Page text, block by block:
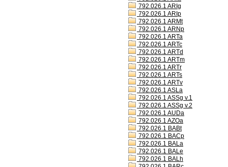
792.026.1 ARIg
792.026.1 ARIp
792.026.1 ARMt
792.026.1 ARNp
792.026.1 ARTa
792.026.1 ARTc
792.026.1 ARTd
792.026.1 ARTm
792.026.1 ARTr
792.026.1 ARTs
792.026.1 ARTv
792.026.1 ASLa
792.026.1 ASSg v.1
792.026.1 ASSg v.2
792.026.1 AUDa
792.026.1 AZOa
792.026.1 BABt
792.026.1 BACp
792.026.1 BALa
792.026.1 BALe
792.026.1 BALh